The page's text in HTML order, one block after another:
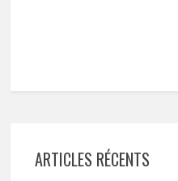
ARTICLES RÉCENTS